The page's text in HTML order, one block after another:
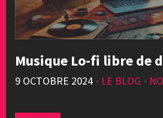
Musique Lo-fi libre de
9 OCTOBRE 2024 • LE BLOG •